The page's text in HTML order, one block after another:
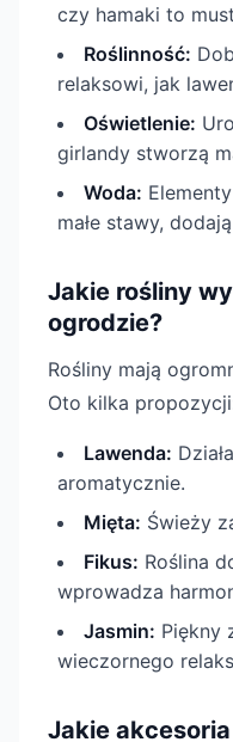
czy hamaki to
Roślinność:
relaksowi, jak
Oświetlenie:
girlandy stworzą
Woda:
małe stawy,
Jakie rośliny
ogrodzie?
Rośliny mają
Oto kilka
Lawenda:
aromatycznie.
Mięta: Świeży
Fikus: Roślina
wprowadza
Jasmin: Piękny
wieczornego
Jakie